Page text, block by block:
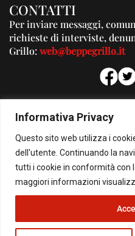
Informativa Privacy
Questo sito web utilizza i
dell'utente. Continuando la
tutti i cookie in conformità con
maggiori informazioni
CONTATTI
Per inviare messaggi,
richieste di interviste,
Grillo:web@beppegrillo.it
Per
© Copyright 2026 - Il Blog di Beppe